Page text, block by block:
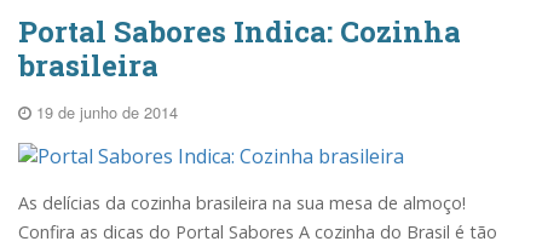
Portal Sabores Indica: Cozinha
brasileira
19 de junho de 2014
As delícias da cozinha brasileira na sua mesa de almoço!
Confira as dicas do Portal Sabores A cozinha do Brasil é tão